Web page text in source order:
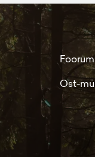
Foorum
Ost-